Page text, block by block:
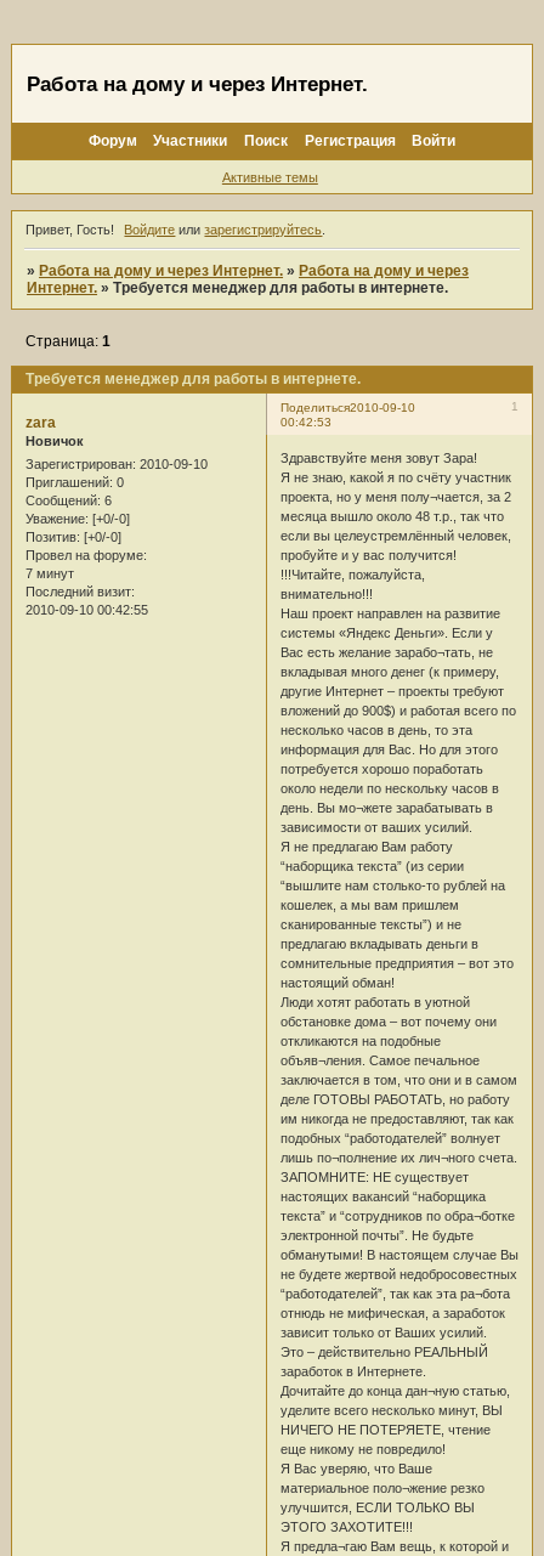
Работа на дому и через Интернет.
Форум Участники Поиск Регистрация Войти
Активные темы
Привет, Гость! Войдите илизарегистрируйтесь
» Работа на дому и через Интернет. » Работа на дому и через
Интернет. »Требуется менеджер для работы в интернете.
Требуется менеджер для работы в интернете.
Страница:1
Поделиться 1
2010-09-10
00:42:53
zara
Новичок
Зарегистрирован: 2010-09-10
Приглашений: 0
Сообщений: 6
Уважение: [+0/-0]
Позитив: [+0/-0]
Провел на форуме:
7 минут
Последний визит:
2010-09-10 00:42:55
Здравствуйте меня зовут Зара!
Я не знаю, какой я по счёту участник
проекта, но у меня полу¬чается, за 2
месяца вышло около 48 т.р., так что
если вы целеустремлённый человек,
пробуйте и у вас получится!
!!!Читайте, пожалуйста,
внимательно!!!
Наш проект направлен на развитие
системы «Яндекс Деньги». Если у
Вас есть желание зарабо¬тать, не
вкладывая много денег (к примеру,
другие Интернет – проекты требуют
вложений до 900$) и работая всего по
несколько часов в день, то эта
информация для Вас. Но для этого
потребуется хорошо поработать
около недели по нескольку часов в
день. Вы мо¬жете зарабатывать в
зависимости от ваших усилий.
Я не предлагаю Вам работу
“наборщика текста” (из серии
“вышлите нам столько-то рублей на
кошелек, а мы вам пришлем
сканированные тексты”) и не
предлагаю вкладывать деньги в
сомнительные предприятия – вот это
настоящий обман!
Люди хотят работать в уютной
обстановке дома – вот почему они
откликаются на подобные
объяв¬ления. Самое печальное
заключается в том, что они и в самом
деле ГОТОВЫ РАБОТАТЬ, но работу
им никогда не предоставляют, так как
подобных “работодателей” волнует
лишь по¬полнение их лич¬ного счета.
ЗАПОМНИТЕ: НЕ существует
настоящих вакансий “наборщика
текста” и “сотрудников по обра¬ботке
электронной почты”. Не будьте
обманутыми! В настоящем случае Вы
не будете жертвой недобросовестных
“работодателей”, так как эта ра¬бота
отнюдь не мифическая, а заработок
зависит только от Ваших усилий.
Это – действительно РЕАЛЬНЫЙ
заработок в Интернете.
Дочитайте до конца дан¬ную статью,
уделите всего несколько минут, ВЫ
НИЧЕГО НЕ ПОТЕРЯЕТЕ, чтение
еще никому не повредило!
Я Вас уверяю, что Ваше
материальное поло¬жение резко
улучшится, ЕСЛИ ТОЛЬКО ВЫ
ЭТОГО ЗАХОТИТЕ!!!
Я предла¬гаю Вам вещь, к которой и